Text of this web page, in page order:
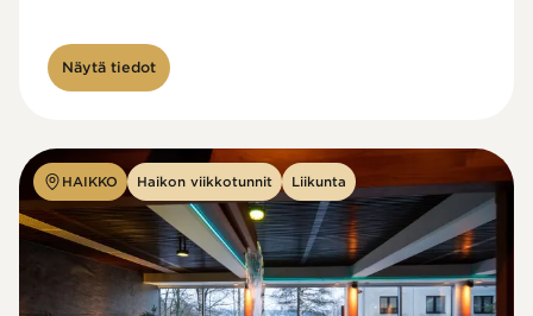
Näytä tiedot
HAIKKO Haikon viikkotunnit Liikunta